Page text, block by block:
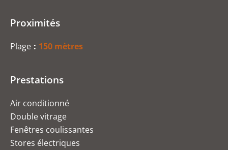
Proximités
Plage 150 mètres
Prestations
Air conditionné
Double vitrage
Fenêtres coulissantes
Stores électriques